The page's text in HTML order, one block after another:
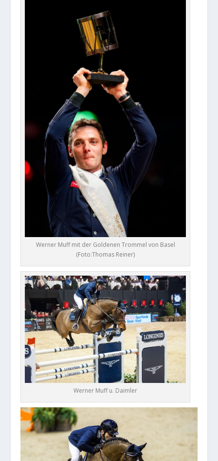
Werner Muff mit der Goldenen Trommel von Basel
(Foto:Thomas Reiner)
Werner Muff u. Daimler